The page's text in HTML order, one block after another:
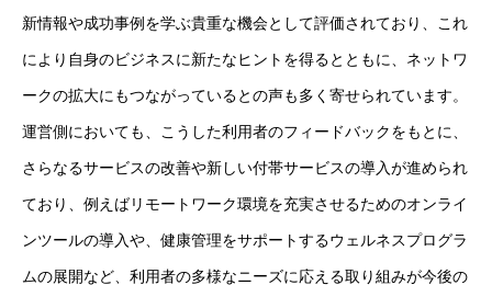
新情報や成功事例を学ぶ貴重な機会として評価されており、これ
により自身のビジネスに新たなヒントを得るとともに、ネットワ
ークの拡大にもつながっているとの声も多く寄せられています。
運営側においても、こうした利用者のフィードバックをもとに、
さらなるサービスの改善や新しい付帯サービスの導入が進められ
ており、例えばリモートワーク環境を充実させるためのオンライ
ンツールの導入や、健康管理をサポートするウェルネスプログラ
ムの展開など、利用者の多様なニーズに応える取り組みが今後の